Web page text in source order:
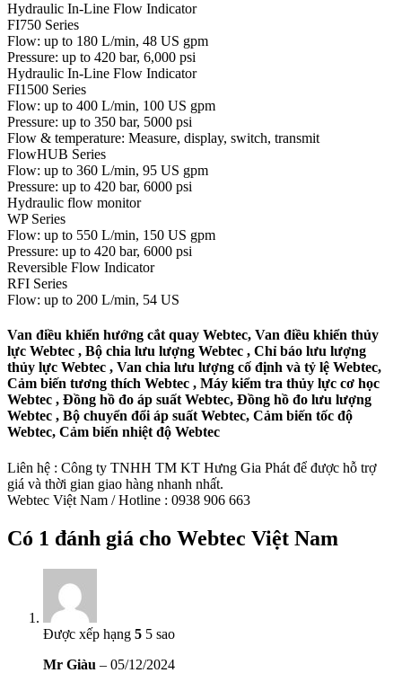
Hydraulic In-Line Flow Indicator
FI750 Series
Flow: up to 180 L/min, 48 US gpm
Pressure: up to 420 bar, 6,000 psi
Hydraulic In-Line Flow Indicator
FI1500 Series
Flow: up to 400 L/min, 100 US gpm
Pressure: up to 350 bar, 5000 psi
Flow & temperature: Measure, display, switch, transmit
FlowHUB Series
Flow: up to 360 L/min, 95 US gpm
Pressure: up to 420 bar, 6000 psi
Hydraulic flow monitor
WP Series
Flow: up to 550 L/min, 150 US gpm
Pressure: up to 420 bar, 6000 psi
Reversible Flow Indicator
RFI Series
Flow: up to 200 L/min, 54 US
Van điều khiển hướng cắt quay Webtec, Van điều khiển thủy
lực Webtec , Bộ chia lưu lượng Webtec , Chỉ báo lưu lượng
thủy lực Webtec , Van chia lưu lượng cố định và tỷ lệ Webtec,
Cảm biến tương thích Webtec , Máy kiểm tra thủy lực cơ học
Webtec , Đồng hồ đo áp suất Webtec, Đồng hồ đo lưu lượng
Webtec , Bộ chuyển đổi áp suất Webtec, Cảm biến tốc độ
Webtec, Cảm biến nhiệt độ Webtec
Liên hệ : Công ty TNHH TM KT Hưng Gia Phát để được hỗ trợ
giá và thời gian giao hàng nhanh nhất.
Webtec Việt Nam / Hotline : 0938 906 663
Có 1 đánh giá cho Webtec Việt Nam
Được xếp hạng 5 5 sao
Mr Giàu – 05/12/2024